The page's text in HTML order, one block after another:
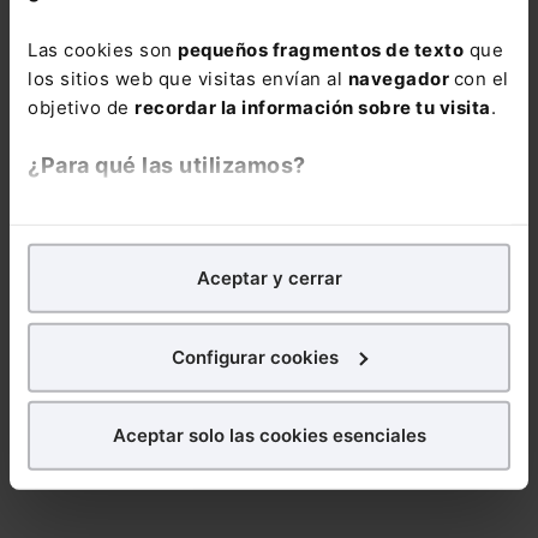
Las cookies son pequeños fragmentos de texto que
los sitios web que visitas envían al navegador con el
objetivo de recordar la información sobre tu visita.
¿Para qué las utilizamos?
analíticospara tratar demejorar tu experienciaen
nuestra página web. También con fines publicitarios,
para poder mostrarte publicidad y contenidos de tu
¿Qué puedes hacer?
experiencia en la web sea óptima
Aceptar y cerrar
Configurar cookies
Aceptar solo las cookies esenciales
Nombre:
Consulta la información básica sobre Protección de Datos